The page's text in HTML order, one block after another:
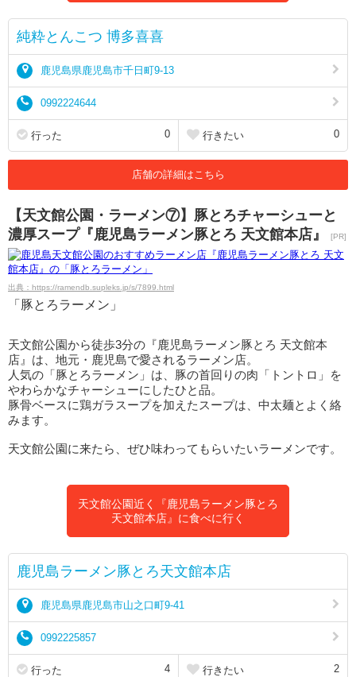
純粋とんこつ 博多喜喜
鹿児島県鹿児島市千日町9-13
0992224644
行った 0 行きたい 0
店舗の詳細はこちら
【天文館公園・ラーメン⑦】豚とろチャーシューと
濃厚スープ『鹿児島ラーメン豚とろ 天文館本店』
[PR]
出典：https://ramendb.supleks.jp/s/7899.html
「豚とろラーメン」
天文館公園から徒歩3分の『鹿児島ラーメン豚とろ 天文館本
店』は、地元・鹿児島で愛されるラーメン店。
人気の「豚とろラーメン」は、豚の首回りの肉「トントロ」を
やわらかなチャーシューにしたひと品。
豚骨ベースに鶏ガラスープを加えたスープは、中太麺とよく絡
みます。
天文館公園に来たら、ぜひ味わってもらいたいラーメンです。
天文館公園近く『鹿児島ラーメン豚とろ
天文館本店』に食べに行く
鹿児島ラーメン豚とろ天文館本店
鹿児島県鹿児島市山之口町9-41
0992225857
行った 4 行きたい 2